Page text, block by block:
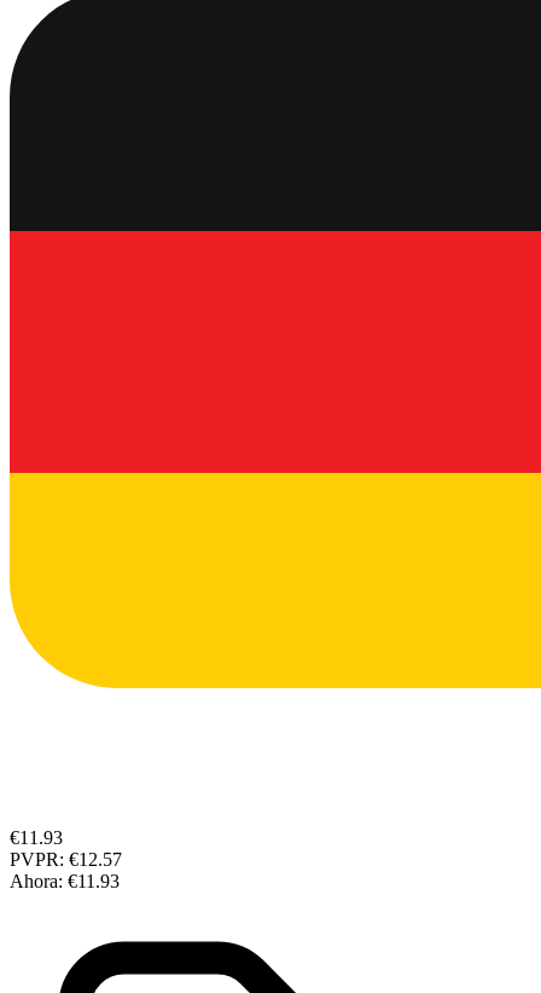
€11.93
PVPR: €12.57
Ahora: €11.93